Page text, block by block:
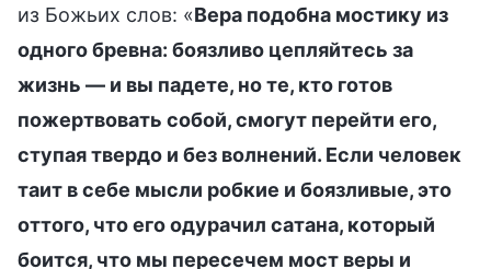
из Божьих слов: «Вера подобна мостику из
одного бревна: боязливо цепляйтесь за
жизнь — и вы падете, но те, кто готов
пожертвовать собой, смогут перейти его,
ступая твердо и без волнений. Если человек
таит в себе мысли робкие и боязливые, это
оттого, что его одурачил сатана, который
боится, что мы пересечем мост веры и